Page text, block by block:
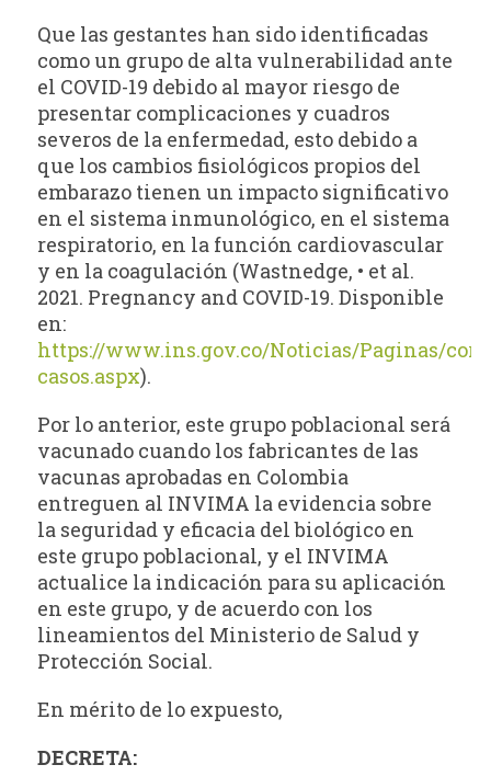
Que las gestantes han sido identificadas
como un grupo de alta vulnerabilidad ante
el COVID-19 debido al mayor riesgo de
presentar complicaciones y cuadros
severos de la enfermedad, esto debido a
que los cambios fisiológicos propios del
embarazo tienen un impacto significativo
en el sistema inmunológico, en el sistema
respiratorio, en la función cardiovascular
y en la coagulación (Wastnedge, • et al.
2021. Pregnancy and COVID-19. Disponible
en:
https://www.ins.gov.co/Noticias/Paginas/
casos.aspx).
Por lo anterior, este grupo poblacional será
vacunado cuando los fabricantes de las
vacunas aprobadas en Colombia
entreguen al INVIMA la evidencia sobre
la seguridad y eficacia del biológico en
este grupo poblacional, y el INVIMA
actualice la indicación para su aplicación
en este grupo, y de acuerdo con los
lineamientos del Ministerio de Salud y
Protección Social.
En mérito de lo expuesto,
DECRETA: